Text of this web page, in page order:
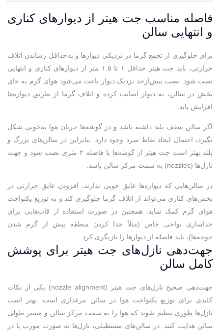
فاصله مناسب جت هیتر از دیوارهای کناری
و انتهایی سالن
برای جلوگیری از تجمع گرما در نزدیکی دیوارها و به‌حداقل رساندن اتلاف
حرارتی، باید جت هیتر حداقل ۱ تا ۱.۵ متر از دیوارهای کناری و انتهایی
نصب شود. نصب بیش‌ازحد نزدیک دیوار باعث می‌شود هوای گرم به جای
پخش در سالن، به دیوار اصابت کرده و اتلاف گرما از طریق دیواره‌ها
افزایش یابد.
اگر سالن سقف بلند داشته باشد و در گوشه‌ها جریان هوا به‌خوبی شکل
نگیرد، احتمال ایجاد نقاط سرد وجود دارد. بنابراین در سالن‌های بزرگ و
بلند بهتر است جت هیتر از گوشه‌ها با فاصله ۲ متری نصب شود و جهت
نازل‌ها (nozzles) به سمت مرکز سالن باشد.
در سالن‌هایی که دیواره‌ها عایق خوبی ندارند، افزودن عایق حرارتی در
بخش‌های کناری می‌تواند از اتلاف گرما جلوگیری کند و به توزیع یکنواخت
هوای گرم کمک نماید. همچنین در صورت استفاده از قاب‌هایی برای
جداسازی نواحی خاص (مثلاً جدا کردن منطقه پیش از گرم شدن
جوجه‌ها)، باید فاصله از دیوارها را بازنگری کرد.
جهت‌دهی نازل‌های جت هیتر برای پوشش
کامل سالن
جهت‌دهی صحیح نازل‌های جت هیتر (nozzle alignment) یکی از نکات
کلیدی برای توزیع یکنواخت هوا در سالن مرغداری است. بهتر است
نازل‌ها طوری تنظیم شوند که هوا را به سمت مرکز سالن و مسیر طولی
سالن هدایت کنند. در سالن‌های مستطیلی، نازل‌ها به صورت مورب یا در